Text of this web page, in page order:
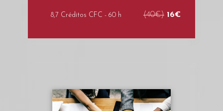
8,7 Créditos CFC - 60 h (40€) 16€